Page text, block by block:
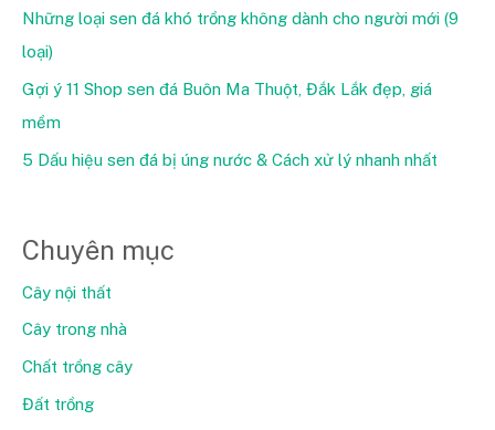
Những loại sen đá khó trồng không dành cho người mới (9
loại)
Gợi ý 11 Shop sen đá Buôn Ma Thuột, Đắk Lắk đẹp, giá
mềm
5 Dấu hiệu sen đá bị úng nước & Cách xử lý nhanh nhất
Chuyên mục
Cây nội thất
Cây trong nhà
Chất trồng cây
Đất trồng